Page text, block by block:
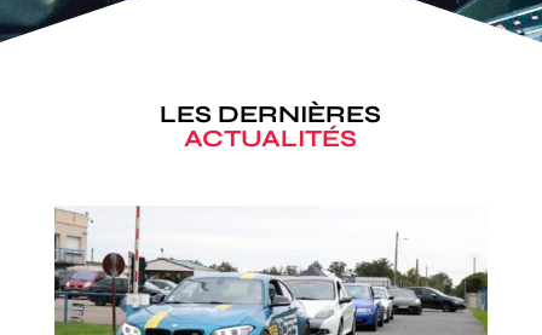
LES DERNIÈRES
ACTUALITÉS